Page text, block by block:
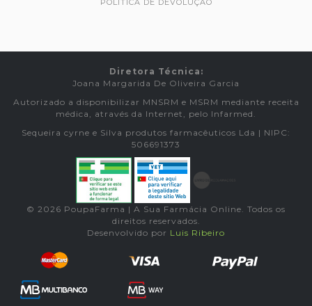
Diretora Técnica:
Joana Margarida De Oliveira Garcia
Autorizado a disponibilizar MNSRM e MSRM mediante receita
médica, através da Internet, pelo Infarmed.
Sequeira cyrne e Silva produtos farmacêuticos Lda | NIPC:
506691373
© 2026 PoupaFarma | A Sua Farmácia Online. Todos os
direitos reservados.
Desenvolvido por Luis Ribeiro